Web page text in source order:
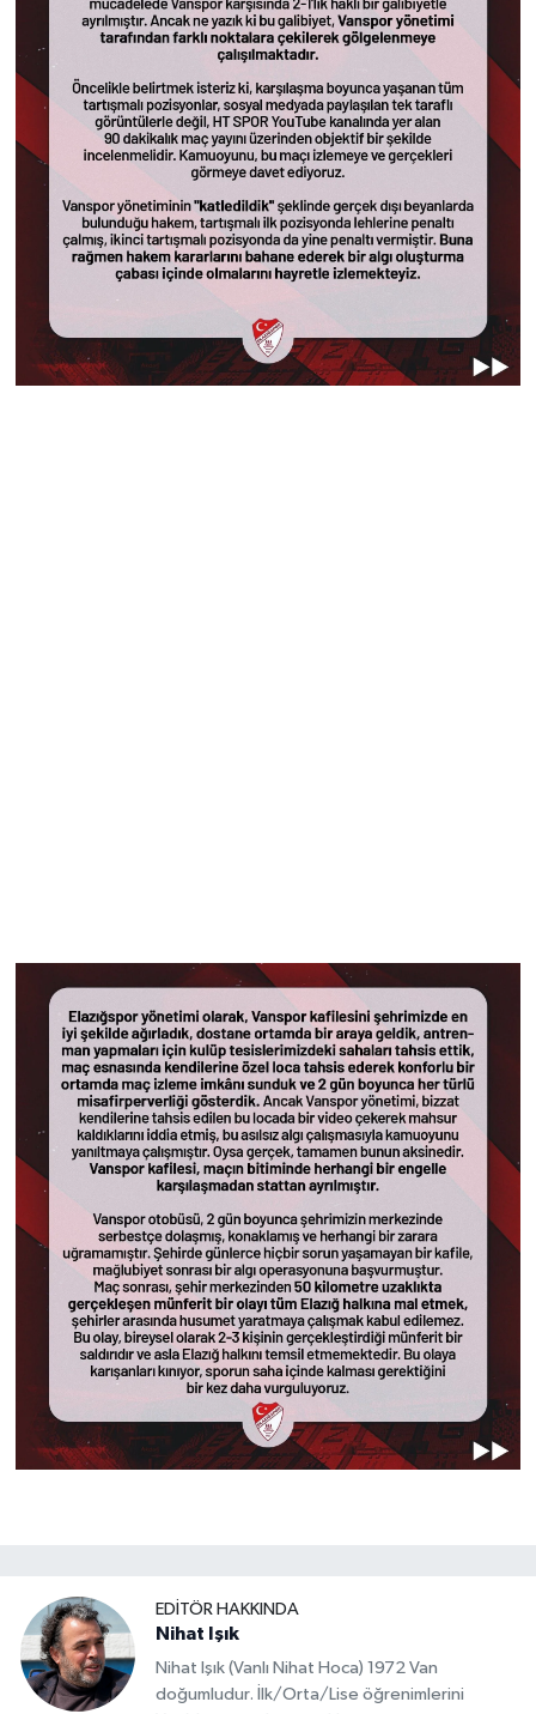
EDITÖR HAKKINDA
Nihat Işık
Nihat Işık (Vanlı Nihat Hoca) 1972 Van
doğumludur. İlk/Orta/Lise öğrenimlerini